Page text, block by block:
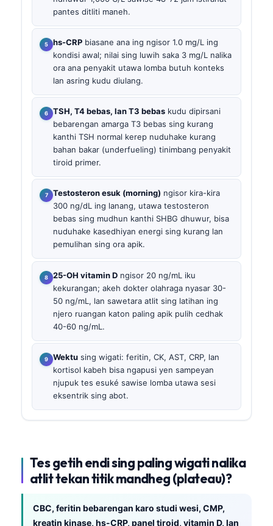
pantes ditliti maneh.
hs-CRP biasane ana ing ngisor 1.0 mg/L ing
kondisi awal; nilai sing luwih saka 3 mg/L nalika
ora ana penyakit utawa lomba butuh konteks
lan asring kudu diulang.
TSH, T4 bebas, lan T3 bebas kudu dipirsani
bebarengan amarga T3 bebas sing kurang
kanthi TSH normal kerep nuduhake kurang
bahan bakar (underfueling) tinimbang penyakit
tiroid primer.
Testosteron esuk (morning) ngisor kira-kira
300 ng/dL ing lanang, utawa testosteron
bebas sing mudhun kanthi SHBG dhuwur, bisa
nuduhake kasedhiyan energi sing kurang lan
pemulihan sing ora apik.
25-OH vitamin D ngisor 20 ng/mL iku
kekurangan; akeh dokter olahraga nyasar 30-
50 ng/mL, lan sawetara atlit sing latihan ing
njero ruangan katon paling apik pulih cedhak
40-60 ng/mL.
Wektu sing wigati: feritin, CK, AST, CRP, lan
kortisol kabeh bisa ngapusi yen sampeyan
njupuk tes esuké sawise lomba utawa sesi
eksentrik sing abot.
Tes getih endi sing paling wigati nalika
atlit tekan titik mandheg (plateau)?
CBC, feritin bebarengan karo studi wesi, CMP,
kreatin kinase, hs-CRP, panel tiroid, vitamin D, lan